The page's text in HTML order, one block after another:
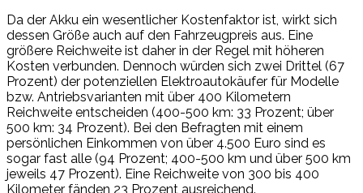
Da der Akku ein wesentlicher Kostenfaktor ist, wirkt sich
dessen Größe auch auf den Fahrzeugpreis aus. Eine
größere Reichweite ist daher in der Regel mit höheren
Kosten verbunden. Dennoch würden sich zwei Drittel (67
Prozent) der potenziellen Elektroautokäufer für Modelle
bzw. Antriebsvarianten mit über 400 Kilometern
Reichweite entscheiden (400-500 km: 33 Prozent; über
500 km: 34 Prozent). Bei den Befragten mit einem
persönlichen Einkommen von über 4.500 Euro sind es
sogar fast alle (94 Prozent; 400-500 km und über 500 km
jeweils 47 Prozent). Eine Reichweite von 300 bis 400
Kilometer fänden 23 Prozent ausreichend.